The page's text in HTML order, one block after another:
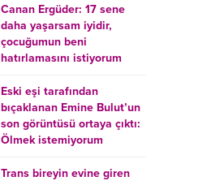
bulunan Ayşenur Kazık’ın (2)
annesi Kader Karadeniz (23)
ile dayısı Hızır Tunç
Çetinkaya (19) tutuklandı.
Çetinkaya, ifadesinde...
Canan Ergüder: 17 sene
daha yaşarsam iyidir,
çocuğumun beni
hatırlamasını istiyorum
Kanser tedavisi gören ünlü
oyuncu Canan Ergüder,
hastalık sürecini anlattı:
Meme kanserine yakalanan
ünlü oyuncu Canan Ergüder
aklıma ilk ölümün...
Eski eşi tarafından
bıçaklanan Emine Bulut’un
son görüntüsü ortaya çıktı:
Ölmek istemiyorum
Kırıkkale’de eski eşi
tarafından boğazından
Trans bireyin evine giren